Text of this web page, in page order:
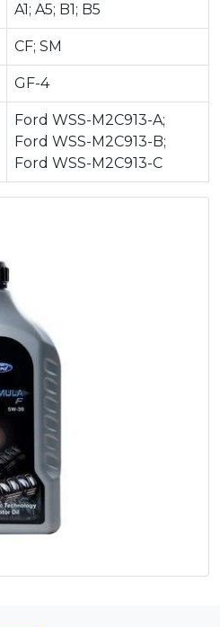
A1; A5; B1; B5
CF; SM
GF-4
Ford WSS-M2C913-A;
Ford WSS-M2C913-B;
Ford WSS-M2C913-C